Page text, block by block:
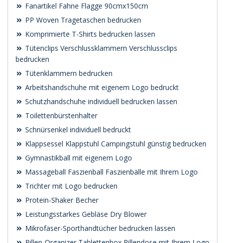
Fanartikel Fahne Flagge 90cmx150cm
PP Woven Tragetaschen bedrucken
Komprimierte T-Shirts bedrucken lassen
Tütenclips Verschlussklammern Verschlussclips
bedrucken
Tütenklammern bedrucken
Arbeitshandschuhe mit eigenem Logo bedruckt
Schutzhandschuhe individuell bedrucken lassen
Toilettenbürstenhalter
Schnürsenkel individuell bedruckt
Klappsessel Klappstuhl Campingstuhl günstig bedrucken
Gymnastikball mit eigenem Logo
Massageball Faszienball Faszienbälle mit Ihrem Logo
Trichter mit Logo bedrucken
Protein-Shaker Becher
Leistungsstarkes Gebläse Dry Blower
Mikrofaser-Sporthandtücher bedrucken lassen